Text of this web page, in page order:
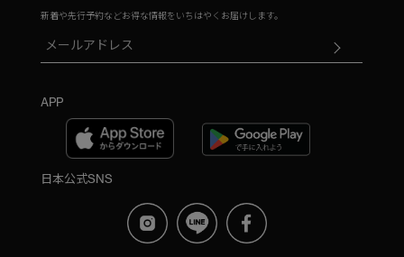
新着や先行予約などお得な情報をいちはやくお届けします。
APP
日本公式SNS